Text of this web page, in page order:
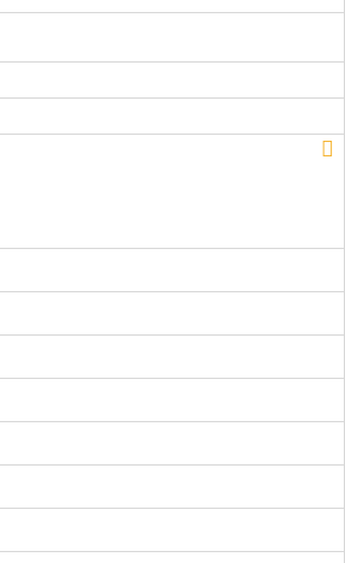

- LP RECEVEUR DE DOUCHE